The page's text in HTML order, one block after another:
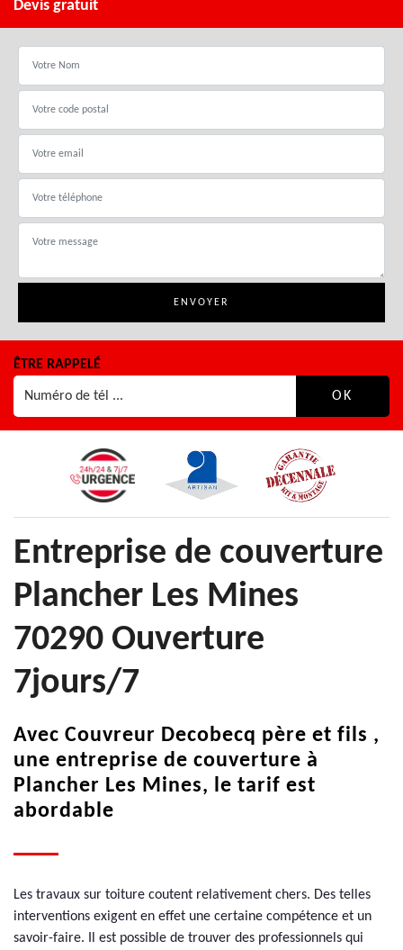
Devis gratuit
ÊTRE RAPPELÉ
Entreprise de couverture
Plancher Les Mines
70290 Ouverture
7jours/7
Avec Couvreur Decobecq père et fils ,
une entreprise de couverture à
Plancher Les Mines, le tarif est
abordable
Les travaux sur toiture coutent relativement chers. Des telles
interventions exigent en effet une certaine compétence et un
savoir-faire. Il est possible de trouver des professionnels qui